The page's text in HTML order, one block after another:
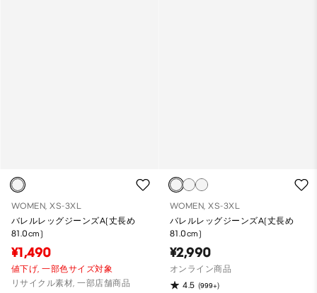
WOMEN, XS-3XL
バレルレッグジーンズA(丈長め
81.0cm)
¥1,490
値下げ,一部色サイズ対象
リサイクル素材, 一部店舗商品
WOMEN, XS-3XL
バレルレッグジーンズA(丈長め
81.0cm)
¥2,990
オンライン商品
4.5 (999+)